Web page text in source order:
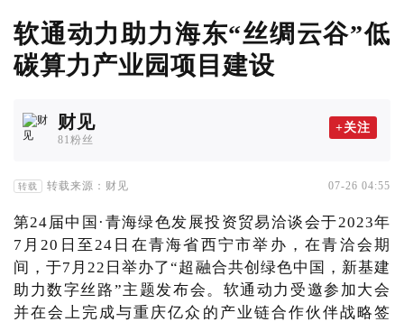
软通动力助力海东“丝绸云谷”低
碳算力产业园项目建设
财见
81粉丝
+关注
转载 转载来源：财见 07-26 04:55
第24届中国·青海绿色发展投资贸易洽谈会于2023年
7月20日至24日在青海省西宁市举办，在青洽会期
间，于7月22日举办了“超融合共创绿色中国，新基建
助力数字丝路”主题发布会。软通动力受邀参加大会
并在会上完成与重庆亿众的产业链合作伙伴战略签